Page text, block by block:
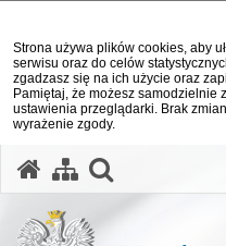
Strona używa plików cookies, aby
serwisu oraz do celów
zgadzasz się na ich użycie oraz
Pamiętaj, że możesz samodzielnie
ustawienia przeglądarki. Brak
wyrażenie zgody.